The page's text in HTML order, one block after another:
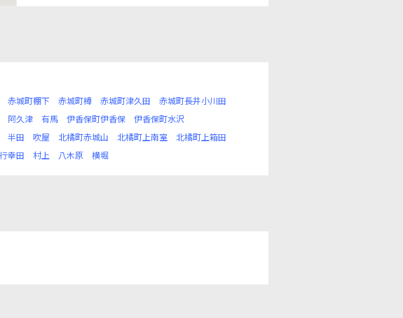
赤城町棚下 赤城町樽 赤城町津久田
赤城町長井小川田
阿久津 有馬 伊香保町伊香保
伊香保町水沢
半田 吹屋 北橘町赤城山 北橘町上南室
北橘町上箱田
行幸田 村上 八木原 横堀